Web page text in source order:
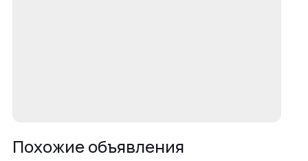
Похожие объявления